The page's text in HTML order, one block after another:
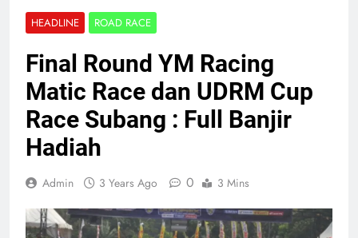
HEADLINE ROAD RACE
Final Round YM Racing
Matic Race dan UDRM Cup
Race Subang : Full Banjir
Hadiah
Admin 3 Years Ago 0 3 Mins